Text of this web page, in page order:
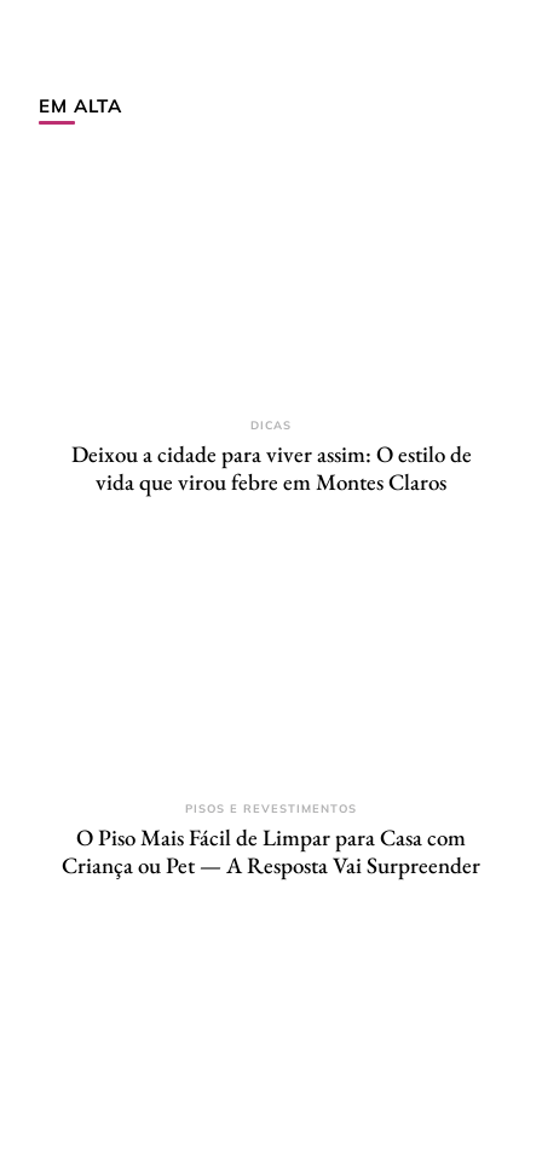
EM ALTA
DICAS
Deixou a cidade para viver assim: O estilo de
vida que virou febre em Montes Claros
PISOS E REVESTIMENTOS
O Piso Mais Fácil de Limpar para Casa com
Criança ou Pet — A Resposta Vai Surpreender